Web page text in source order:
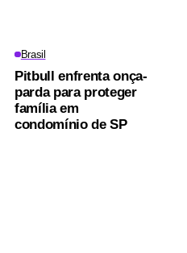
Brasil
Pitbull enfrenta onça-
parda para proteger
família em
condomínio de SP